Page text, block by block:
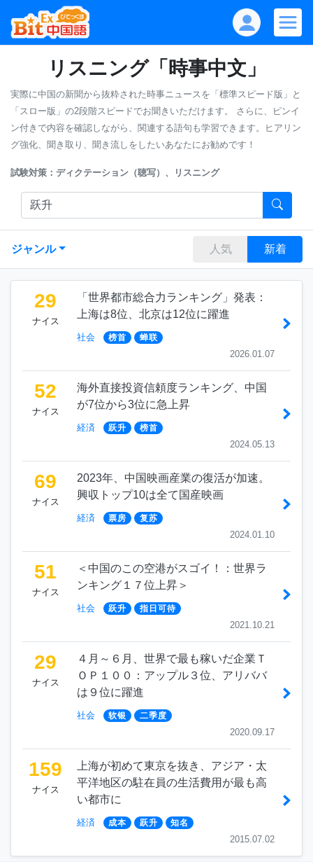
リスニング「時事中文」
実際に中国の新聞から抜粋された時事ニュースを「標準スピード版」と
「スロー版」の2段階スピードでお聞きいただけます。
さらに、ピンイ
ン付きで内容を確認しながら、関連する語句も学習できます。ヒアリン
グ強化、聞き取り、聞き流しをしたいあなたにお勧めです！
試験対策：ディクテーション（聴写）、リスニング
ジャンル 人気 新着
29
ナイス
「世界都市総合力ランキング」発表：
上海は8位、北京は12位に躍進
社会 榜首 蝉联
2026.01.07
52
ナイス
海外直接投資信頼度ランキング、中国
が7位から3位に急上昇
経済 跃升 榜首
2024.05.13
69
ナイス
2023年、中国映画産業の復活が加速。
興収トップ10は全て国産映画
経済 票房 复苏
2024.01.10
51
ナイス
＜中国のこの空港がスゴイ！：世界ラ
ンキング１７位上昇＞
社会 跃升 指日可待
2021.10.21
29
ナイス
４月～６月、世界で最も稼いだ企業Ｔ
ＯＰ１００：アップル３位、アリババ
は９位に躍進
社会 软银 二季度
2020.09.17
159
ナイス
上海が初めて東京を抜き、アジア・太
平洋地区の駐在員の生活費用が最も高
い都市に
経済 成本 跃升 知名
2015.07.02